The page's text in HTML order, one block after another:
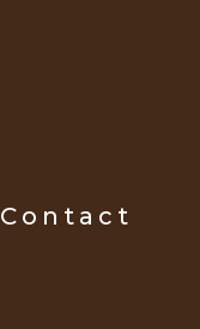
Contact